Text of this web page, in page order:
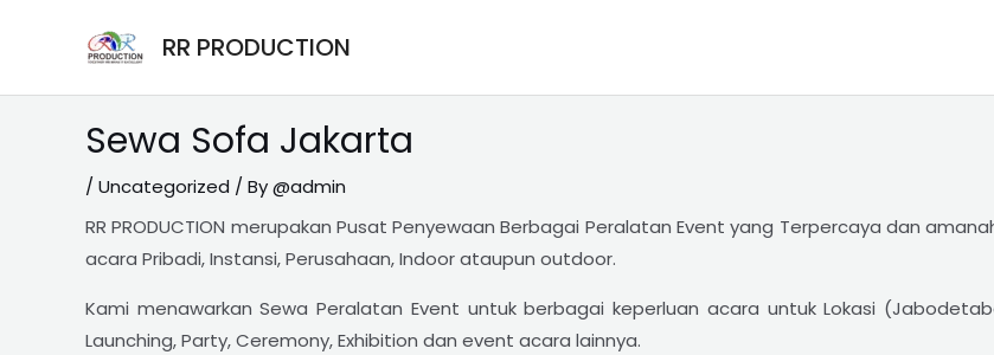
RR PRODUCTION
Sewa Sofa Jakarta
/ Uncategorized / By@admin
RR PRODUCTION merupakan Pusat Penyewaan Berbagai Peralatan Event yang Terpercaya dan
acara Pribadi, Instansi, Perusahaan, Indoor ataupun outdoor.
Kami menawarkan Sewa Peralatan Event untuk berbagai keperluan acara untuk Lokasi
Launching, Party, Ceremony, Exhibition dan event acara lainnya.
navigation